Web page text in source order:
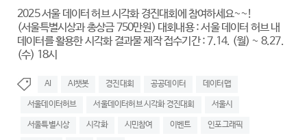
2025 서울 데이터 허브 시각화 경진대회에 참여하세요~~!
(서울특별시상과 총상금 750만원) 대회내용 : 서울 데이터 허브 내
데이터를 활용한 시각화 결과물 제작 접수기간 : 7.14. (월) ~ 8.27.
(수) 18시
AI AI챗봇 경진대회 공공데이터 데이터맵
서울데이터허브 서울데이터허브 시각화 경진대회 서울시
서울특별시상 시각화 시민참여 이벤트 인포그래픽